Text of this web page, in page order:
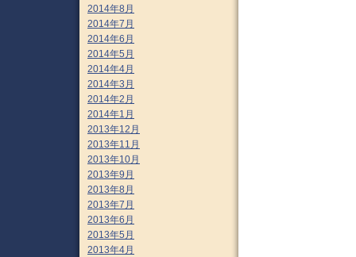
2014年8月
2014年7月
2014年6月
2014年5月
2014年4月
2014年3月
2014年2月
2014年1月
2013年12月
2013年11月
2013年10月
2013年9月
2013年8月
2013年7月
2013年6月
2013年5月
2013年4月